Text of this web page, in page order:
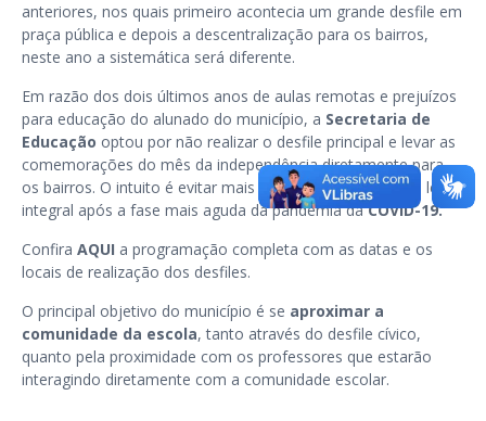
anteriores, nos quais primeiro acontecia um grande desfile em
praça pública e depois a descentralização para os bairros,
neste ano a sistemática será diferente.
Em razão dos dois últimos anos de aulas remotas e prejuízos
para educação do alunado do município, a Secretaria de
Educação optou por não realizar o desfile principal e levar as
comemorações do mês da independência diretamente para
os bairros. O intuito é evitar mais atraso no primeiro ano letivo
integral após a fase mais aguda da pandemia daCOVID-19.
Confira AQUI a programação completa com as datas e os
locais de realização dos desfiles.
O principal objetivo do município é se aproximar a
comunidade da escola, tanto através do desfile cívico,
quanto pela proximidade com os professores que estarão
interagindo diretamente com a comunidade escolar.